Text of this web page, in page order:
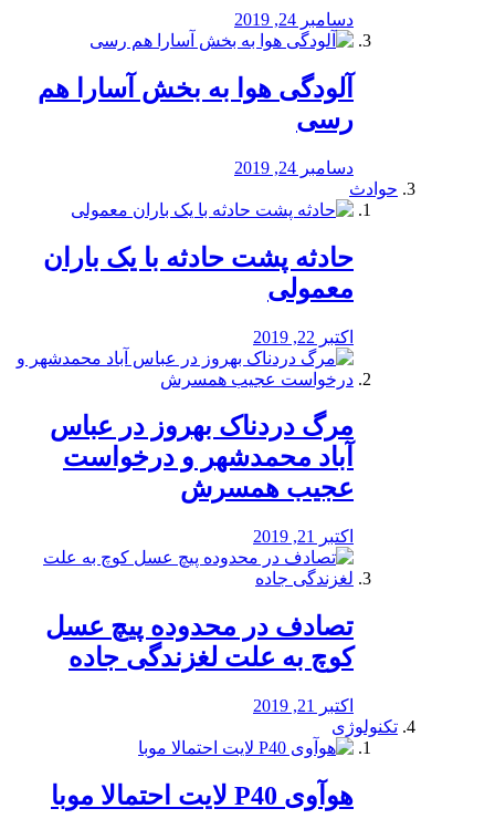
دسامبر 24, 2019
آلودگی هوا به بخش آسارا هم
رسی
دسامبر 24, 2019
حوادث
️حادثه پشت حادثه با یک باران
معمولی
اکتبر 22, 2019
مرگ دردناک بهروز در عباس
آباد محمدشهر و درخواست
عجیب همسرش
اکتبر 21, 2019
تصادف در محدوده پیچ عسل
کوچ به علت لغزندگی جاده
اکتبر 21, 2019
تکنولوژی
هوآوی P40 لایت احتمالا موبا